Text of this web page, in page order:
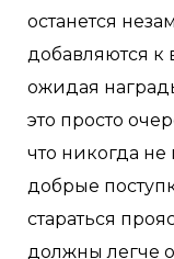
останется
добавляются к
ожидая
это просто
что никогда не
добрые
стараться
должны легче